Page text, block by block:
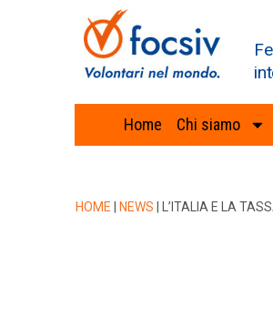
Home Chi siamo
HOME NEWS
L’ITALIA E LA